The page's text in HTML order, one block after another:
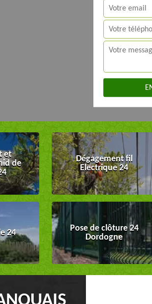
et
de
Dégagement fil
Electrique 24
24
Pose de clôture 24
Dordogne